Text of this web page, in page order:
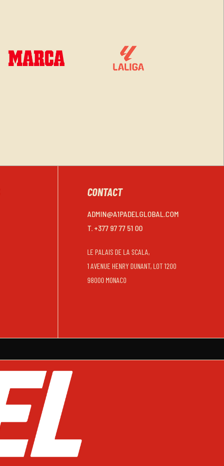
CONTACT
ADMIN@A1PADELGLOBAL.COM
T. +377 97 77 51 00
LE PALAIS DE LA SCALA,
1 AVENUE HENRY DUNANT, LOT 1200
98000 MONACO